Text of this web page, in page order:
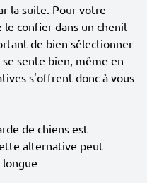
la suite. Pour votre
confier dans un chenil
de bien sélectionner
sente bien, même en
s'offrent donc à vous
de chiens est
alternative peut
longue